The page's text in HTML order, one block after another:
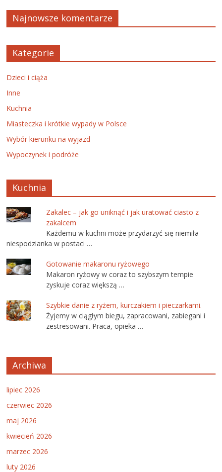
Najnowsze komentarze
Kategorie
Dzieci i ciąża
Inne
Kuchnia
Miasteczka i krótkie wypady w Polsce
Wybór kierunku na wyjazd
Wypoczynek i podróże
Kuchnia
Zakalec – jak go uniknąć i jak uratować ciasto z
zakalcem
Każdemu w kuchni może przydarzyć się niemiła
niespodzianka w postaci …
Gotowanie makaronu ryżowego
Makaron ryżowy w coraz to szybszym tempie
zyskuje coraz większą …
Szybkie danie z ryżem, kurczakiem i pieczarkami.
Żyjemy w ciągłym biegu, zapracowani, zabiegani i
zestresowani. Praca, opieka …
Archiwa
lipiec 2026
czerwiec 2026
maj 2026
kwiecień 2026
marzec 2026
luty 2026